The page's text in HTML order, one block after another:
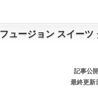
ュージョン スイーツ
記事公
最終更新